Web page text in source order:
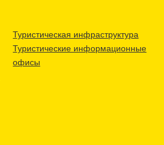
Туристическая инфраструктура
Туристические информационные
офисы